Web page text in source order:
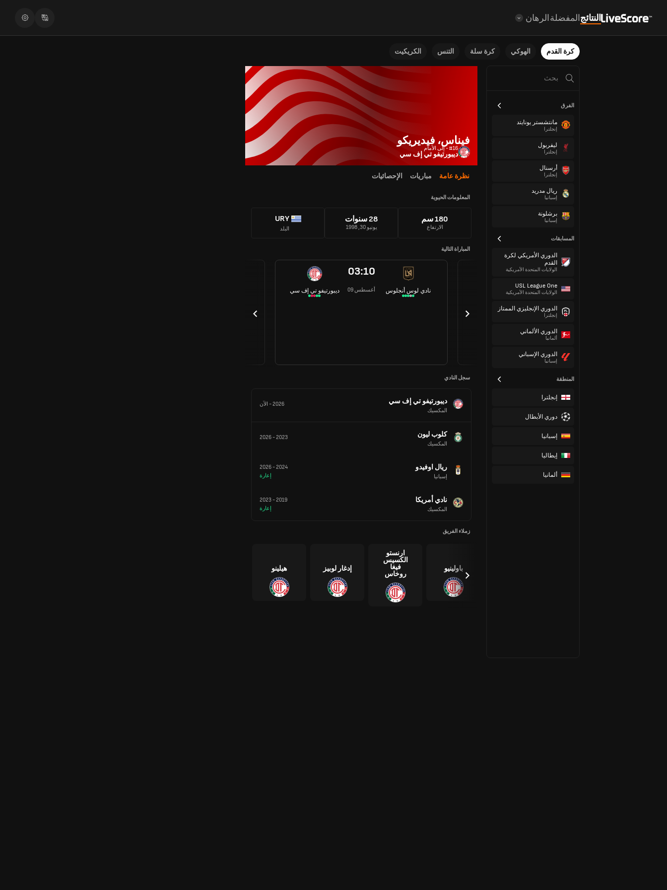
النتائجالمفضلةالرهان
كرة القدم الهوكي كرة سلة التنس الكريكيت
الفرق
مانتشستر يونايتد
إنجلترا
ليفربول
إنجلترا
أرسنال
إنجلترا
ريال مدريد
إسبانيا
برشلونة
إسبانيا
المسابقات
الدوري الأمريكي لكرة
القدم
الولايات المتحدة الأمريكية
USL League One
الولايات المتحدة الأمريكية
الدوري الإنجليزي الممتاز
إنجلترا
الدوري الألماني
ألمانيا
الدوري الإسباني
إسبانيا
المنطقة
إنجلترا
دوري الأبطال
إسبانيا
إيطاليا
ألمانيا
فيناس، فيديريكو
#16 - إلى الأمام
ديبورتيفو تي إف سي
نظرة عامة مباريات الإحصائيات
المعلومات الحيوية
180 سم
الارتفاع
28 سنوات
يونيو 30, 1998
URY
البلد
المباراة التالية
ديبورتيفو تي إف سي
03:10
09 أغسطس نادي لوس أنجلوس
سجل النادي
ديبورتيفو تي إف سي
المكسيك
2026
- الآن
كلوب ليون
المكسيك
2023
-
2026
ريال اوفيدو
إسبانيا
2024
-
2026
إعارة
نادي أمريكا
المكسيك
2019
-
2023
إعارة
زملاء الفريق
باولينيو
ارنستو
الكسيس
فيغا
روخاس
إدغار لوبيز هيلينو